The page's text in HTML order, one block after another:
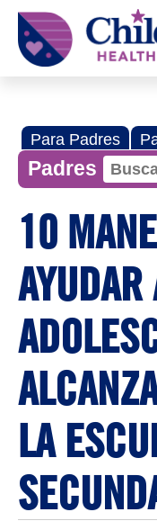
Children's
Health
Network
Para Padres
Padres
10
LA